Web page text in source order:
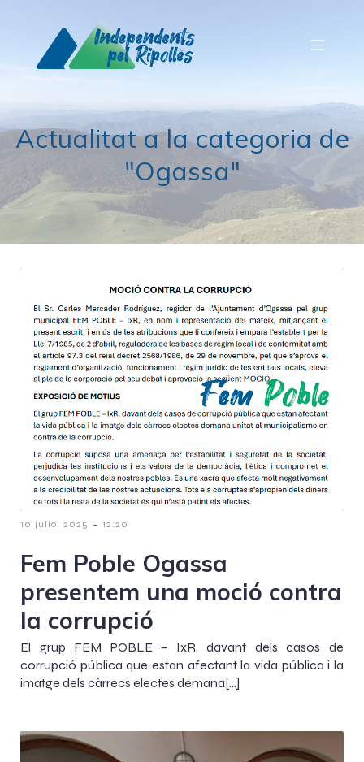
Actualitat a la categoria de
"Ogassa"
10 juliol 2025 - 12:20
Fem Poble Ogassa
presentem una moció contra
la corrupció
El grup FEM POBLE – IxR, davant dels casos de
corrupció pública que estan afectant la vida pública i la
imatge dels càrrecs electes demana[…]